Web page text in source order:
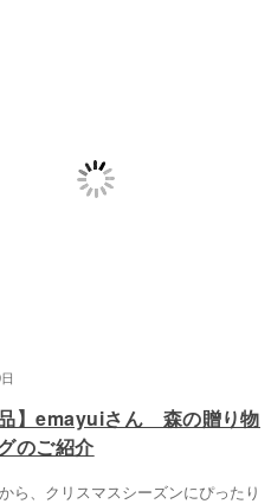
品】emayuiさん 森の贈り物
のご紹介
ら、クリスマスシーズンにぴったり